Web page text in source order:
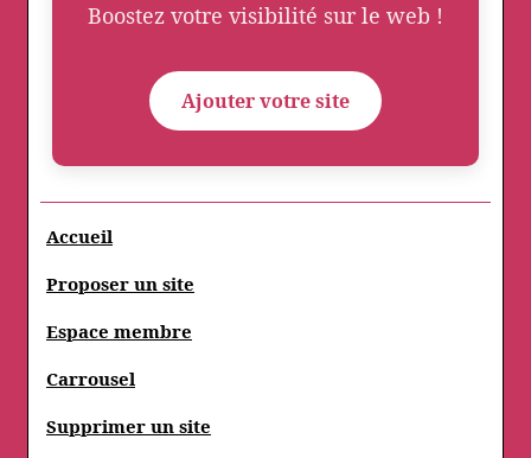
Boostez votre visibilité sur le web !
Ajouter votre site
Accueil
Proposer un site
Espace membre
Carrousel
Supprimer un site